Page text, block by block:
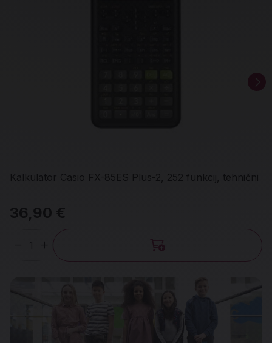
Kalkulator Casio FX-85ES Plus-2, 252 funkcij, tehnični
36,90 €
Količina